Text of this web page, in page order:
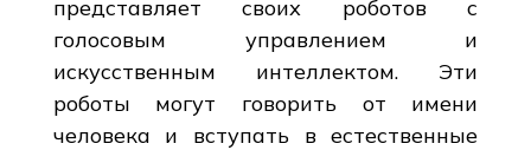
представляет своих роботов с
голосовым управлением и
искусственным интеллектом. Эти
роботы могут говорить от имени
человека и вступать в естественные